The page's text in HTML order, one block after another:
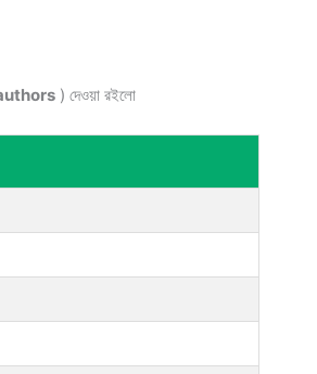
) দেওয়া রইলো